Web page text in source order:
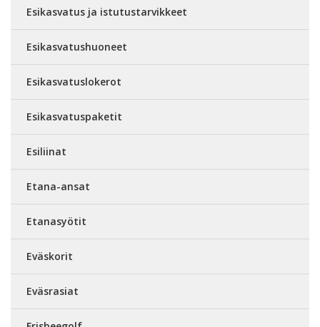
Esikasvatus ja istutustarvikkeet
Esikasvatushuoneet
Esikasvatuslokerot
Esikasvatuspaketit
Esiliinat
Etana-ansat
Etanasyötit
Eväskorit
Eväsrasiat